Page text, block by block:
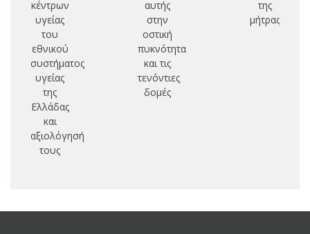
κέντρων
υγείας
του
εθνικού
συστήματος
υγείας
της
Ελλάδας
και
αξιολόγησή
τους
αυτής
στην
οστική
πυκνότητα
και τις
τενόντιες
δομές
της
μήτρας